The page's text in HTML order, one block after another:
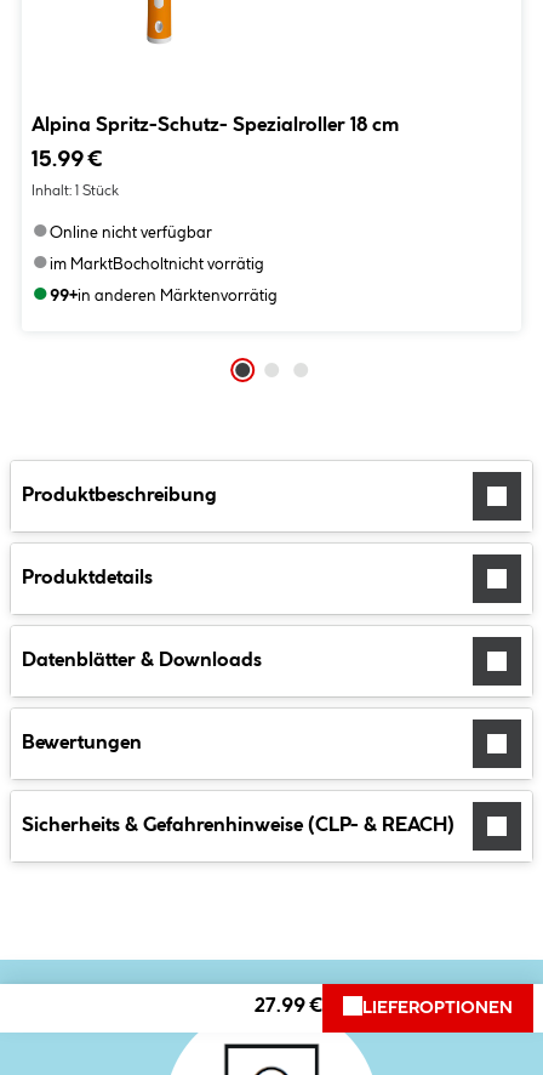
Alpina Spritz-Schutz- Spezialroller 18 cm
15.99 €
Inhalt: 1 Stück
●Online nicht verfügbar
●im MarktBocholtnicht vorrätig
●99+in anderen Märktenvorrätig
Produktbeschreibung
Produktdetails
Datenblätter & Downloads
Bewertungen
Sicherheits & Gefahrenhinweise (CLP- & REACH)
27.99 € LIEFEROPTIONEN